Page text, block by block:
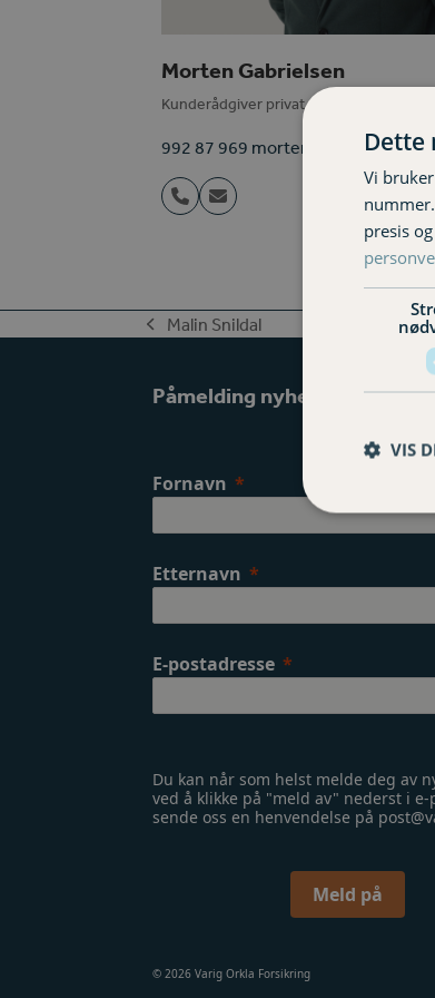
Morten Gabrielsen
Kunderådgiver privat
992 87 969
Phone
Number
Email
previous
Malin Snildal
Påmelding nyhetsbrev
Fornavn
Etternavn
E-postadresse
Du kan når som helst melde deg av
ved å klikke på "meld av" nederst i
sende oss en henvendelse på
Meld på
© 2026 Varig Orkla Forsikring
Dette
Vi
presis
VIS